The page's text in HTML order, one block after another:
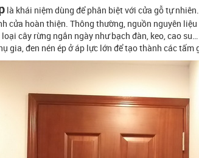
là khái niệm dùng để phân biệt với cửa gỗ tự
cửa hoàn thiện. Thông thường, nguồn nguyên
cây rừng ngắn ngày như bạch đàn, keo, cao
gia, đen nén ép ở áp lực lớn để tạo thành các tấm